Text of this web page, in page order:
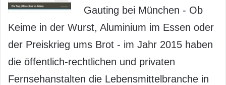
Gauting bei München - Ob
Keime in der Wurst, Aluminium im Essen oder
der Preiskrieg ums Brot - im Jahr 2015 haben
die öffentlich-rechtlichen und privaten
Fernsehanstalten die Lebensmittelbranche in